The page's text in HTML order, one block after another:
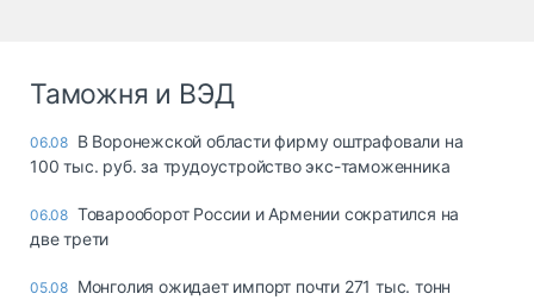
Таможня и ВЭД
06.08 В Воронежской области фирму оштрафовали на
100 тыс. руб. за трудоустройство экс-таможенника
06.08 Товарооборот России и Армении сократился на
две трети
05.08 Монголия ожидает импорт почти 271 тыс. тонн